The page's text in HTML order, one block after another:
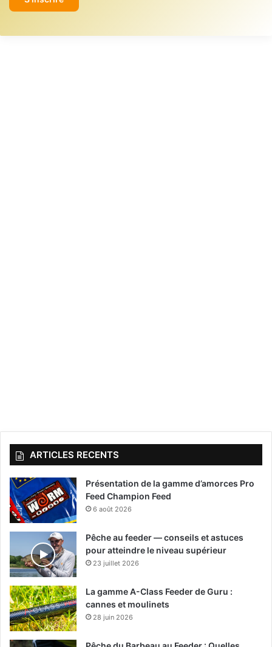
ARTICLES RECENTS
Présentation de la gamme d’amorces Pro
Feed Champion Feed
6 août 2026
Pêche au feeder — conseils et astuces
pour atteindre le niveau supérieur
23 juillet 2026
La gamme A-Class Feeder de Guru :
cannes et moulinets
28 juin 2026